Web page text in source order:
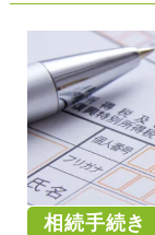
相続手続き